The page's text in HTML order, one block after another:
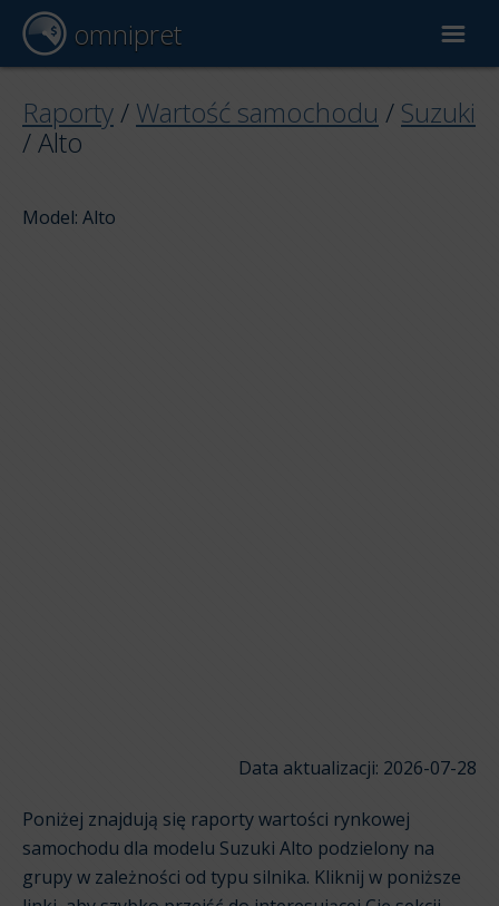
omnipret
Wycena samochodu
Raporty / Wartość samochodu / Suzuki
/Alto
Model: Alto
Data aktualizacji: 2026-07-28
Poniżej znajdują się raporty wartości rynkowej
samochodu dla modelu Suzuki Alto podzielony na
grupy w zależności od typu silnika. Kliknij w poniższe